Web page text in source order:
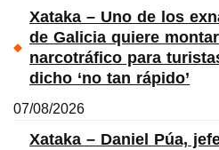
Xataka – Uno de los
de Galicia quiere
narcotráfico para
dicho ‘no tan rápido’
07/08/2026
Xataka – Daniel Púa,